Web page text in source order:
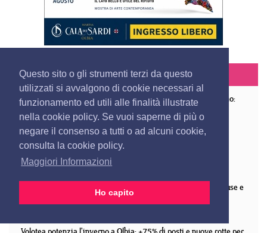
Questo sito o gli strumenti terzi da questo
utilizzati si avvalgono di cookie necessari al
funzionamento ed utili alle finalità illustrate
nella cookie policy. Se vuoi saperne di più o
negare il consenso a tutti o ad alcuni cookie,
consulta la cookie policy.
Maggiori Informazioni
Ho capito
IN PRIMO PIANO
A Olbia prorogati i monitoraggi per il futuro tunnel sottomarino:
limitazioni sulle sopraelevate
Stretta sui controlli in aeroporto a Olbia, sequestrati caviale,
contanti e sabbia rubata
Nina Zilli in concerto lunedì a Porto Cervo
Tutto pronto per la Vela Cup Sardegna 2026 a Cala dei Sardi
Jova Summer Party 2026, scatta il piano viabilità. Strade chiuse e